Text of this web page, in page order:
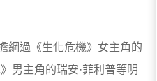
綱過《生化危機》女主角的
男主角的瑞安·菲利普等明